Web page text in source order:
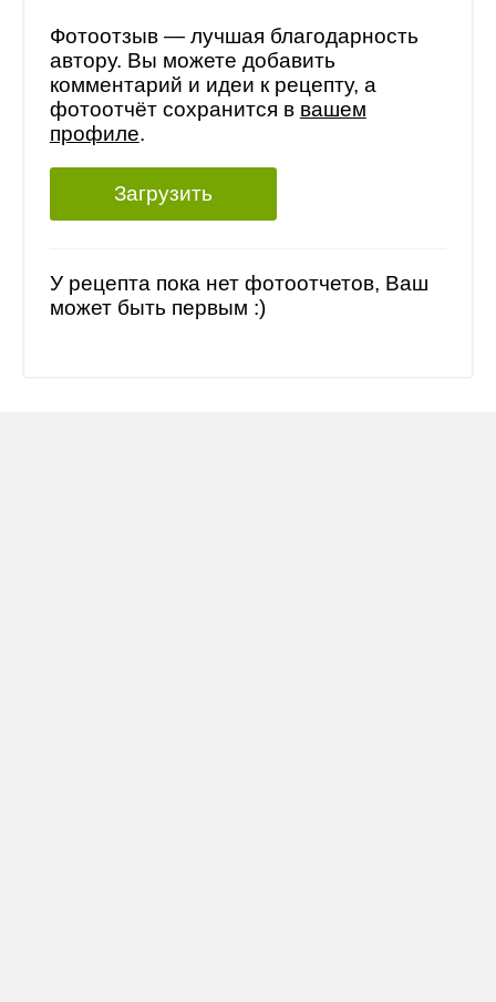
Фотоотзыв — лучшая благодарность
автору. Вы можете добавить
комментарий и идеи к рецепту, а
фотоотчёт сохранится в вашем
профиле.
Загрузить
У рецепта пока нет фотоотчетов, Ваш
может быть первым :)